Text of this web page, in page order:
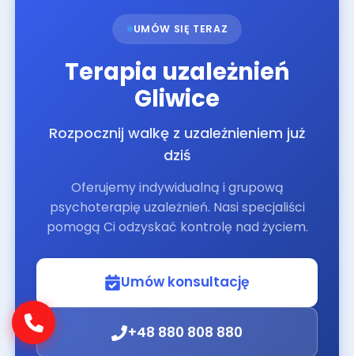
UMÓW SIĘ TERAZ
Terapia uzależnień
Gliwice
Rozpocznij walkę z uzależnieniem już
dziś
Oferujemy indywidualną i grupową
psychoterapię uzależnień. Nasi specjaliści
pomogą Ci odzyskać kontrolę nad życiem.
Umów konsultację
+48 880 808 880